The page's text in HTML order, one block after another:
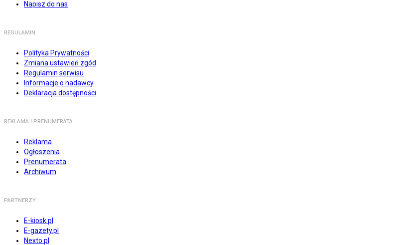
Napisz do nas
REGULAMIN
Polityka Prywatności
Zmiana ustawień zgód
Regulamin serwisu
Informacje o nadawcy
Deklaracja dostępności
REKLAMA I PRENUMERATA
Reklama
Ogłoszenia
Prenumerata
Archiwum
PARTNERZY
E-kiosk.pl
E-gazety.pl
Nexto.pl